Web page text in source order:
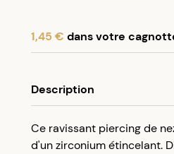
1,45 € dans votre
compte client et cumulez
votre cagnotte fidélité sans
Description
Ce ravissant piercing de
d'un zirconium étincelant.